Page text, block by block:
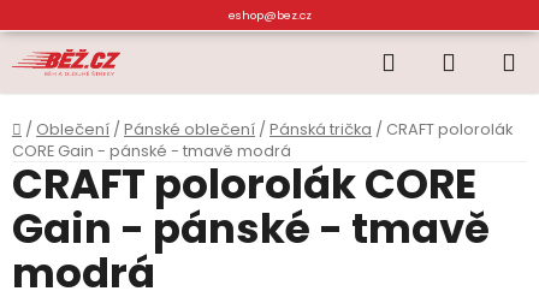
na
obsah
eshop@bez.cz
Hledat
KOŠÍK
Domů
/ Oblečení / Pánské oblečení / Pánská trička / CRAFT polorolák
CORE Gain - pánské - tmavě modrá
CRAFT polorolák CORE
Gain - pánské - tmavě
modrá